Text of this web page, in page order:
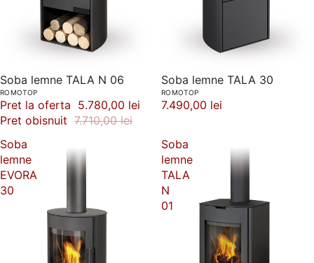
-25%
Soba lemne TALA N 06
ROMOTOP
Pret la oferta 5.780,00 lei
Pret obisnuit 7.710,00 lei
Soba lemne TALA 30
ROMOTOP
7.490,00 lei
Soba
lemne
EVORA
30
Soba
lemne
TALA
N
01